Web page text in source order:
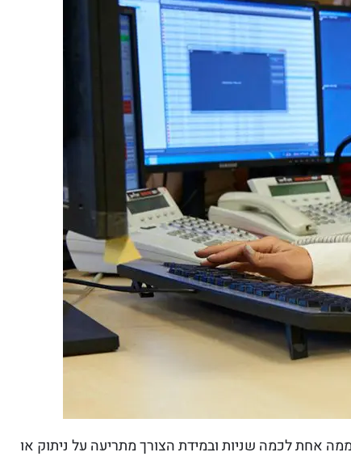
הבודקת את תקינות המערכת אצל הלקוח 24 שעות ביממה אחת לכמה שניות ובמידת הצורך מתריעה על ניתוק או